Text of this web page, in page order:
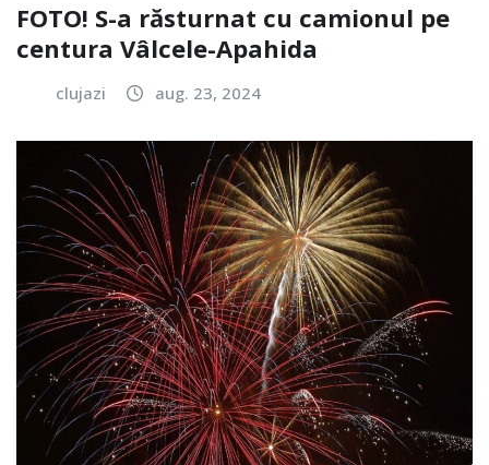
FOTO! S-a răsturnat cu camionul pe
centura Vâlcele-Apahida
clujazi aug. 23, 2024